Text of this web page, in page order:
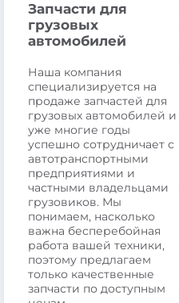
Запчасти для
грузовых
автомобилей
Наша компания
специализируется на
продаже запчастей для
грузовых автомобилей и
уже многие годы
успешно сотрудничает с
автотранспортными
предприятиями и
частными владельцами
грузовиков. Мы
понимаем, насколько
важна бесперебойная
работа вашей техники,
поэтому предлагаем
только качественные
запчасти по доступным